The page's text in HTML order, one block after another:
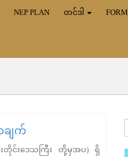
NEP PLAN တင်ဒါ FORM
ချက်
ေးတိုင်းဒေသကြီး တို့မှအပ) ရှိ